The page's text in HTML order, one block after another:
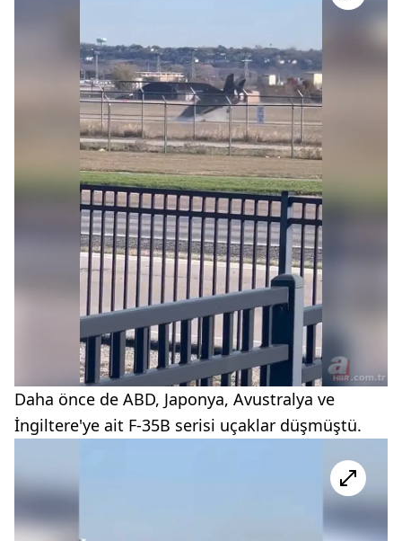
Daha önce de ABD, Japonya, Avustralya ve
İngiltere'ye ait F-35B serisi uçaklar düşmüştü.